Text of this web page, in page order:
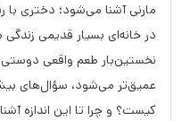
مارنی آشنا می‌شود؛ دختری
در خانه‌ای بسیار قدیمی زندگی
نخستین‌بار طعم واقعی
عمیق‌تر می‌شود، سؤال‌های
کیست؟ و چرا تا این اندازه